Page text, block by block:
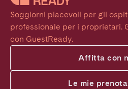
Soggiorni piacevoli per gli
professionale per i proprietari.
con GuestReady.
Affitta con
Le mie